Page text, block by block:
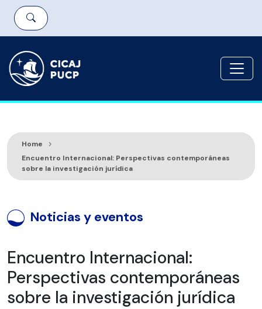
Home
Encuentro Internacional: Perspectivas contemporáneas
sobre la investigación jurídica
Noticias y eventos
Encuentro Internacional:
Perspectivas contemporáneas
sobre la investigación jurídica